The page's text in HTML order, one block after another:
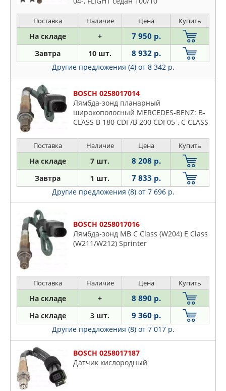
Поставка Наличие Цена Купить
На складе + 7 950 р.
Завтра 10 шт. 8 932 р.
Другие предложения (4) от 8 342 р.
BOSCH 0258017014
Лямбда-зонд планарный
широкополосный MERCEDES-BENZ: B-
CLASS B 180 CDI /B 200 CDI 05-, C CLASS
CLASS T-Model C 320 CDI/C 3
Поставка Наличие Цена Купить
На складе 7 шт. 8 208 р.
Завтра 1 шт. 7 833 р.
Другие предложения (8) от 7 696 р.
BOSCH 0258017016
Лямбда-зонд MB C Class (W204) E Class
(W211/W212) Sprinter
Поставка Наличие Цена Купить
На складе + 8 890 р.
На складе 3 шт. 9 360 р.
Другие предложения (8) от 7 017 р.
BOSCH 0258017187
Датчик кислородный